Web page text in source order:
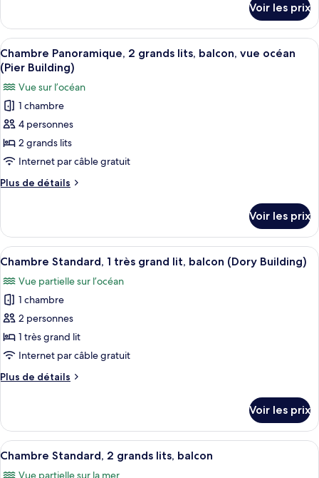
Standard,
2
grands
lits,
balcon,
vue
piscine
(Anchor
Building)
le
type
de
chambre
Chambre
Standard,
2
grands
lits,
balcon,
piscine
(Anchor
Building)
Voir les prix
Afficher
toutes
les
photos
pour
ce
type
de
chambre :
Chambre
2
grands
lits,
balcon,
vue
océan
(Pier
Building)
Une chambre d’hôtel avec deux
8
Chambre Panoramique, 2 grands lits, balcon, vue océan
(Pier Building)
Vue sur l’océan
1 chambre
4 personnes
2 grands lits
Internet par câble gratuit
Plus de détails
Plus
le
type
de
Chambre
Panoramique,
grands
lits,
balcon,
vue
océan
Voir les prix
Afficher
toutes
les
photos
pour
ce
type
chambre :
très
Une chambre à coucher bien
4
Chambre Standard, 1 très grand lit, balcon (Dory Building)
Vue partielle sur l’océan
1 chambre
2 personnes
1 très grand lit
Internet par câble gratuit
Plus de détails
Plus
le
type
de
Voir les prix
Afficher
toutes
Une chambre d’hôtel avec deux lits,
3
Chambre Standard, 2 grands lits, balcon
Vue partielle sur la mer